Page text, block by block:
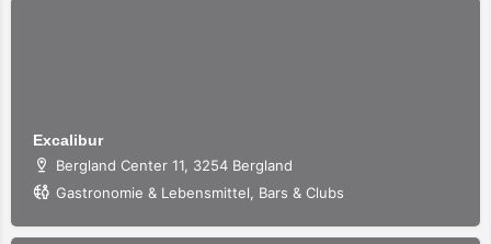
Excalibur
Bergland Center 11, 3254 Bergland
Gastronomie & Lebensmittel, Bars & Clubs